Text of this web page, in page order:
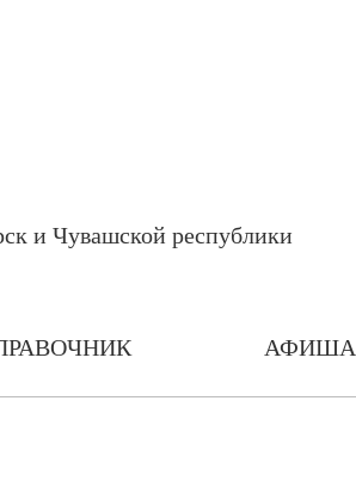
АФИША